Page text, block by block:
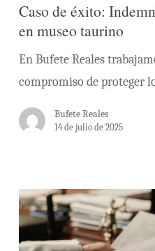
Caso de éxito:
en museo taurino
En Bufete Reales
compromiso de proteger
Bufete Reales
14 de julio de 2025